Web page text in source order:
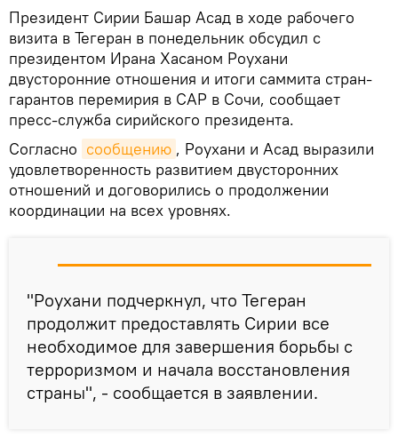
Президент Сирии Башар Асад в ходе рабочего
визита в Тегеран в понедельник обсудил с
президентом Ирана Хасаном Роухани
двусторонние отношения и итоги саммита стран-
гарантов перемирия в САР в Сочи, сообщает
пресс-служба сирийского президента.
Согласно сообщению , Роухани и Асад выразили
удовлетворенность развитием двусторонних
отношений и договорились о продолжении
координации на всех уровнях.
"Роухани подчеркнул, что Тегеран
продолжит предоставлять Сирии все
необходимое для завершения борьбы с
терроризмом и начала восстановления
страны", - сообщается в заявлении.